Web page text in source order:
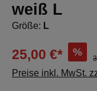
weiß L
Größe: L
25,00 €* %
Preise inkl. MwSt.